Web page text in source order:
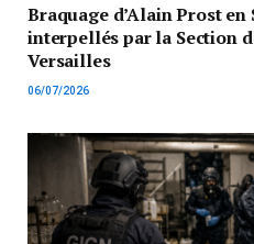
Braquage d’Alain Prost en
interpellés par la Section
Versailles
06/07/2026